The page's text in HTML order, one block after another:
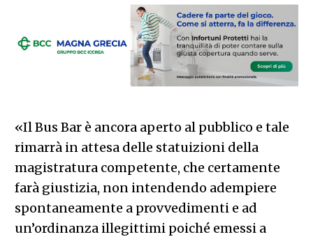
«Il Bus Bar è ancora aperto al pubblico e tale
rimarrà in attesa delle statuizioni della
magistratura competente, che certamente
farà giustizia, non intendendo adempiere
spontaneamente a provvedimenti e ad
un’ordinanza illegittimi poiché emessi a